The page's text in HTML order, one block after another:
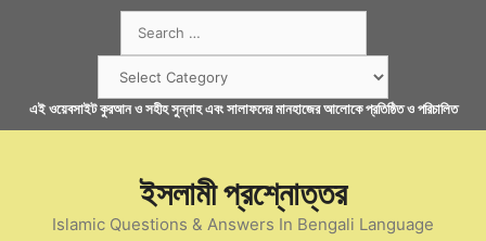
for:
এই ওয়েবসাইট কুরআন ও সহীহ সুন্নাহ এবং সালাফদের মানহাজের আলোকে প্রতিষ্ঠিত ও পরিচালিত
ইসলামী প্রশ্নোত্তর
Islamic Questions & Answers In Bengali Language